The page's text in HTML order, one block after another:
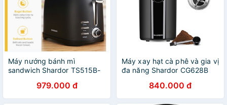
Máy nướng bánh mì
sandwich Shardor TS515B-
chế độ điều chỉnh
979.000 đ
Máy xay hạt cà phê và gia vị
đa năng Shardor CG628B
cối xay - HÀNG CHÍNH
HÃNG
840.000 đ